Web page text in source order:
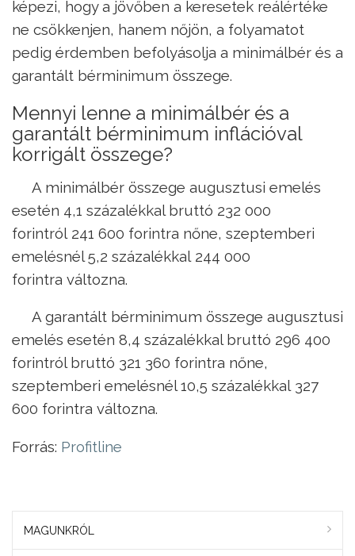
képezi, hogy a jövőben a keresetek reálértéke
ne csökkenjen, hanem nőjön, a folyamatot
pedig érdemben befolyásolja a minimálbér és a
garantált bérminimum összege.
Mennyi lenne a minimálbér és a
garantált bérminimum inflációval
korrigált összege?
A minimálbér összege augusztusi emelés
esetén 4,1 százalékkal bruttó 232 000
forintról 241 600 forintra nőne, szeptemberi
emelésnél 5,2 százalékkal 244 000
forintra változna.
A garantált bérminimum összege augusztusi
emelés esetén 8,4 százalékkal bruttó 296 400
forintról bruttó 321 360 forintra nőne,
szeptemberi emelésnél 10,5 százalékkal 327
600 forintra változna.
Forrás: Profitline
MAGUNKRÓL